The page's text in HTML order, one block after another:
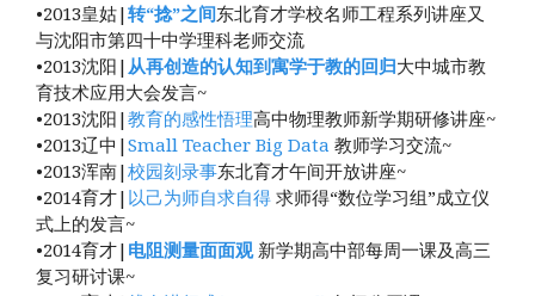
•2013皇姑|转“捻”之间东北育才学校名师工程系列讲座又
与沈阳市第四十中学理科老师交流
•2013沈阳| 从再创造的认知到寓学于教的回归大中城市教
育技术应用大会发言~
•2013沈阳|教育的感性悟理高中物理教师新学期研修讲座~
•2013辽中|Small Teacher Big Data 教师学习交流~
•2013浑南|校园刻录事东北育才午间开放讲座~
•2014育才| 以己为师自求自得 求师得“数位学习组”成立仪
式上的发言~
•2014育才| 电阻测量面面观新学期高中部每周一课及高三
复习研讨课~